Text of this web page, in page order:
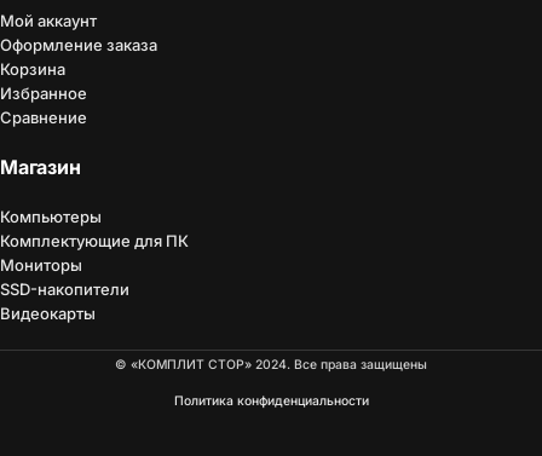
Мой аккаунт
Оформление заказа
Корзина
Избранное
Сравнение
Магазин
Компьютеры
Комплектующие для ПК
Мониторы
SSD-накопители
Видеокарты
© «КОМПЛИТ СТОР» 2024. Все права защищены
Политика конфиденциальности